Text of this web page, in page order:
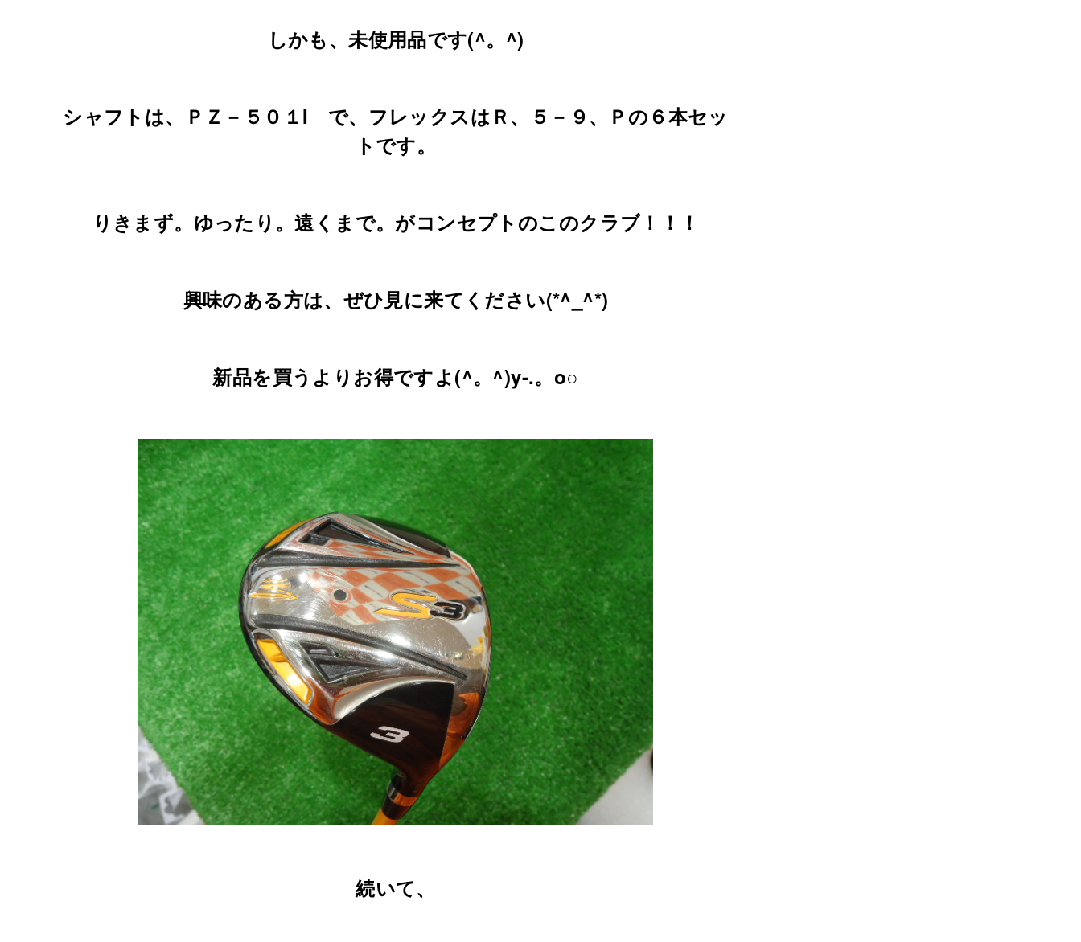
しかも、未使用品です(^。^)
シャフトは、ＰＺ－５０１I で、フレックスはＲ、５－９、Ｐの６本セッ
トです。
りきまず。ゆったり。遠くまで。がコンセプトのこのクラブ！！！
興味のある方は、ぜひ見に来てください(*^_^*)
新品を買うよりお得ですよ(^。^)y-.。o○
続いて、